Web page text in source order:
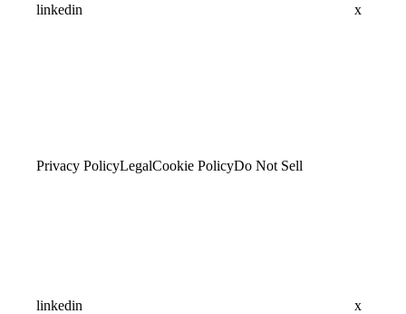
linkedin x
Privacy PolicyLegalCookie PolicyDo Not Sell
linkedin x